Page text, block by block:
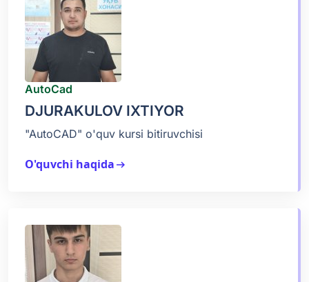
AutoCad
DJURAKULOV IXTIYOR
"AutoCAD" o'quv kursi bitiruvchisi
O'quvchi haqidaarrow_right_alt